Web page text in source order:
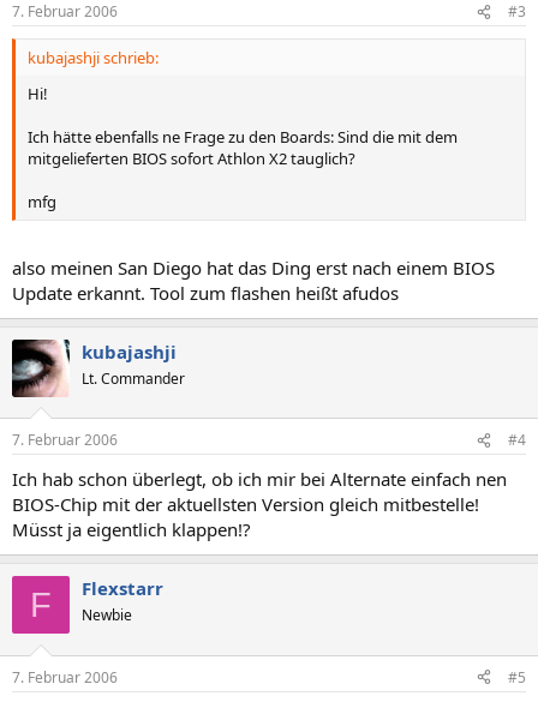
7. Februar 2006 #3
kubajashji schrieb:
Hi!
Ich hätte ebenfalls ne Frage zu den Boards: Sind die mit dem
mitgelieferten BIOS sofort Athlon X2 tauglich?
mfg
also meinen San Diego hat das Ding erst nach einem BIOS
Update erkannt. Tool zum flashen heißt afudos
kubajashji
Lt. Commander
7. Februar 2006 #4
Ich hab schon überlegt, ob ich mir bei Alternate einfach nen
BIOS-Chip mit der aktuellsten Version gleich mitbestelle!
Müsst ja eigentlich klappen!?
F Flexstarr
Newbie
7. Februar 2006 #5